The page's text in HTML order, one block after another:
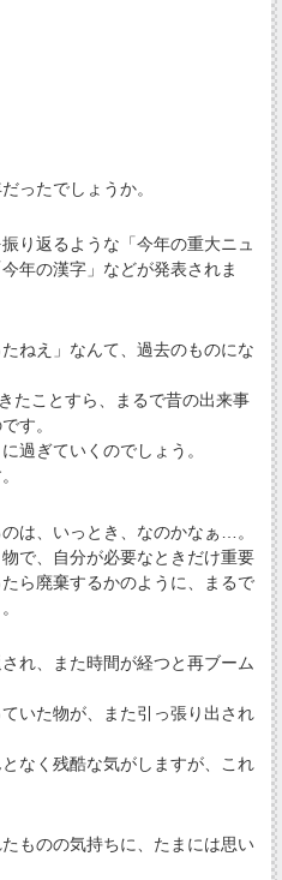
ったでしょうか。
り返るような「今年の重大ニュ
年の漢字」などが発表されま
ねえ」なんて、過去のものにな
たことすら、まるで昔の出来事
す。
過ぎていくのでしょう。
は、いっとき、なのかなぁ…。
で、自分が必要なときだけ重要
ら廃棄するかのように、まるで
れ、また時間が経つと再ブーム
いた物が、また引っ張り出され
なく残酷な気がしますが、これ
ものの気持ちに、たまには思い